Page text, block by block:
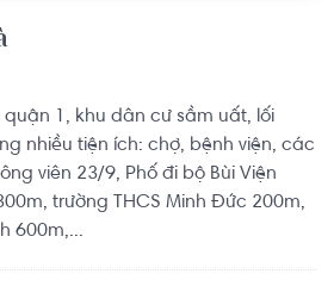
1, khu dân cư sầm uất, lối
nhiều tiện ích: chợ, bệnh viện, các
viên 23/9, Phố đi bộ Bùi Viện
trường THCS Minh Đức 200m,
600m,...